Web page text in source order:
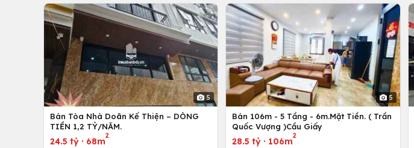
5
Bán Tòa Nhà Doãn Kế Thiện – DÒNG
TIỀN 1,2 TỶ/NĂM.
24.5 tỷ · 68m
2
5
Bán 106m - 5 Tầng - 6m.Mặt Tiền. ( Trần
Quốc Vượng )Cầu Giấy
28.5 tỷ · 106m
2